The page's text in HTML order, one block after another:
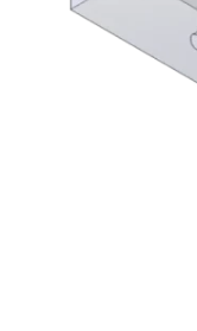
Kontakt